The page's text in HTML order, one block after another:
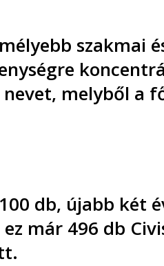
szakmai
melyből a
db, újabb két
ez már 496 db